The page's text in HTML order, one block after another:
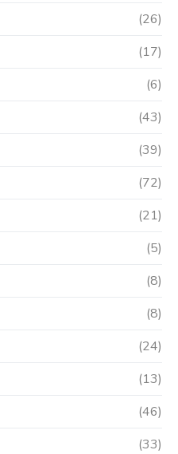
(26)
(17)
(6)
(43)
(39)
(72)
(21)
(5)
(8)
(8)
(24)
(13)
(46)
(33)